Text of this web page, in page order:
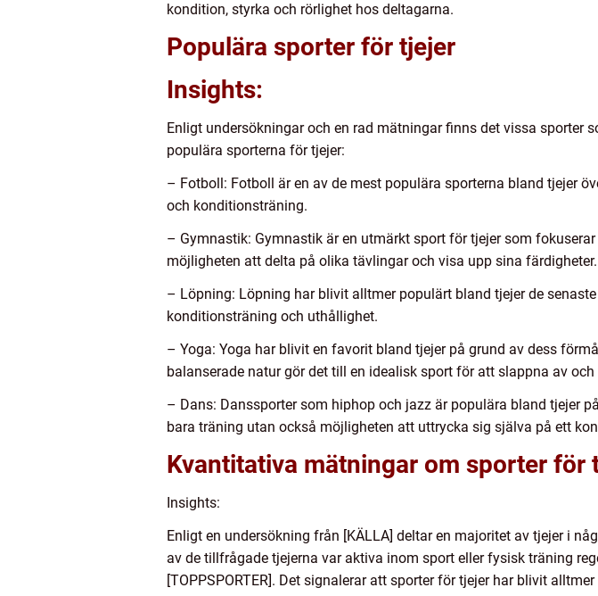
kondition, styrka och rörlighet hos deltagarna.
Populära sporter för tjejer
Insights:
Enligt undersökningar och en rad mätningar finns det vissa sporter
populära sporterna för tjejer:
– Fotboll: Fotboll är en av de mest populära sporterna bland tjejer
och konditionsträning.
– Gymnastik: Gymnastik är en utmärkt sport för tjejer som
möjligheten att delta på olika tävlingar och visa upp sina färdigheter.
– Löpning: Löpning har blivit alltmer populärt bland tjejer de
konditionsträning och uthållighet.
– Yoga: Yoga har blivit en favorit bland tjejer på grund av dess
balanserade natur gör det till en idealisk sport för att slappna av
– Dans: Danssporter som hiphop och jazz är populära bland tjejer
bara träning utan också möjligheten att uttrycka sig själva på ett
Kvantitativa mätningar om sporter för
Insights:
Enligt en undersökning från [KÄLLA] deltar en majoritet av tjejer i
av de tillfrågade tjejerna var aktiva inom sport eller fysisk träning
[TOPPSPORTER]. Det signalerar att sporter för tjejer har blivit